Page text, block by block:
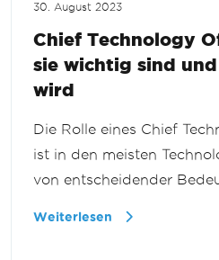
30. August 2023
Chief Technology
sie wichtig sind
wird
Die Rolle eines Chief
ist in den meisten
von entscheidender
Weiterlesen